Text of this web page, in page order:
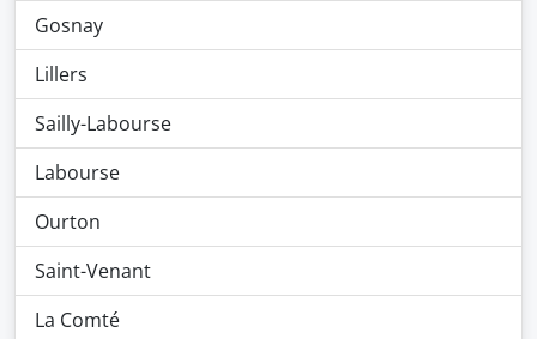
Gosnay
Lillers
Sailly-Labourse
Labourse
Ourton
Saint-Venant
La Comté